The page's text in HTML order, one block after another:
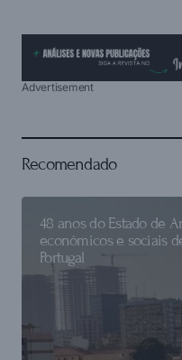
Advertisement
Recomendado
48 anos do Estado de
econômicos e sociais
Portugal